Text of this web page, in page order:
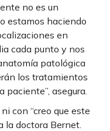
no es un
estamos haciendo
en
cada punto y nos
patológica
los tratamientos
paciente”, asegura.
con “creo que este
la doctora Bernet.